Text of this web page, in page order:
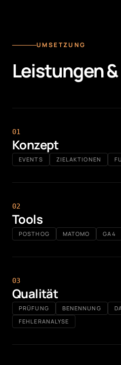
UMSETZUNG
Leistungen
01
Konzept
EVENTS ZIELAKTIONEN
02
Tools
POSTHOG MATOMO GA4
03
Qualität
PRÜFUNG BENENNUNG
FEHLERANALYSE